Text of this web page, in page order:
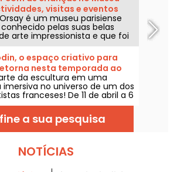
a tensão ou aproveitar as
para crianças oferecidas no
visitas e eventos
é um museu parisiense
pelas suas belas
arte impressionista e que foi
estação ferroviária. O que é
para toda a família?
actividades que pode realizar
filhos.
o espaço criativo para
nesta temporada ao
da escultura em uma
imersiva no universo de um dos
franceses! De 11 de abril a 6
de 2026, o Museu Rodin abre
seu Atelier Rodin para introduzir
curiosos ao mundo da
as novidades desta
a sua pesquisa
NOTÍCIAS